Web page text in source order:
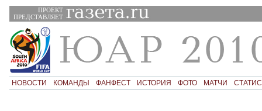
ПРОЕКТ
ПРЕДСТАВЛЯЕТ
НОВОСТИ КОМАНДЫ ФАНФЕСТ ИСТОРИЯ ФОТО МАТЧИ